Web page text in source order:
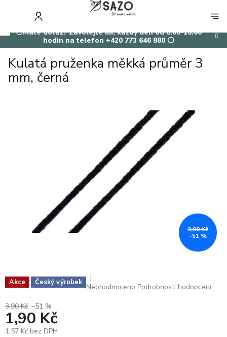
⚪Máte dotaz? Zavolejte mi, každý den od 8:00-18:00
hodin na telefon +420 773 646 880 ⚪
KOŠÍK
Kulatá pruženka měkká průměr 3
mm, černá
Akce Český výrobek Průměrné
Neohodnoceno Podrobnosti hodnocení
3,90 Kč
–51 %
3,90 Kč –51 %
1,90 Kč
1,57 Kč bez DPH